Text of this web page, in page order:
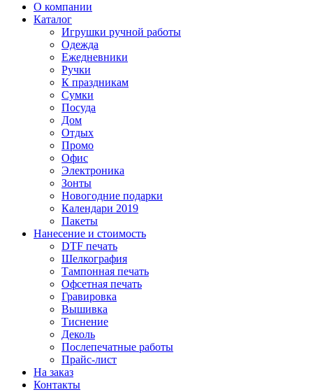
О компании
Каталог
Игрушки ручной работы
Одежда
Ежедневники
Ручки
К праздникам
Сумки
Посуда
Дом
Отдых
Промо
Офис
Электроника
Зонты
Новогодние подарки
Календари 2019
Пакеты
Нанесение и стоимость
DTF печать
Шелкография
Тампонная печать
Офсетная печать
Гравировка
Вышивка
Тиснение
Деколь
Послепечатные работы
Прайс-лист
На заказ
Контакты